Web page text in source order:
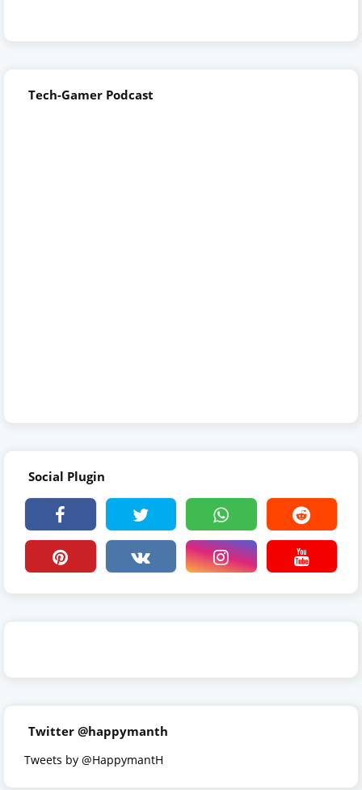
Tech-Gamer Podcast
Social Plugin
Twitter @happymanth
Tweets by @HappymantH